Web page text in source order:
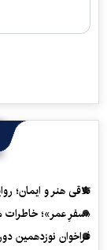
تلاقی هنر و ایمان؛
«سفرِ عمر»؛ خاطرات
فراخوان نوزدهمین